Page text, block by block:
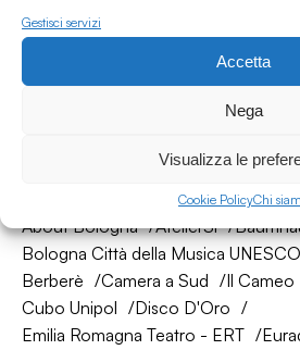
Gestisci servizi
Accetta
Nega
Visualizza le
Cookie PolicyChi
CF: 03691751204
Seguici su
About Bologna AtelierSì
Bologna Città della Musica UNESCO
Berberè
Camera a Sud Il Cameo
Cubo Unipol
Disco D'Oro
Emilia Romagna Teatro - ERT